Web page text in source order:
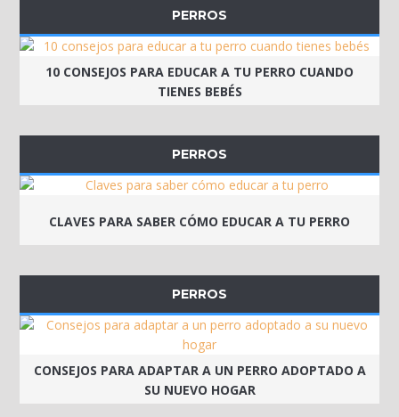
PERROS
10 CONSEJOS PARA EDUCAR A TU PERRO CUANDO
TIENES BEBÉS
PERROS
CLAVES PARA SABER CÓMO EDUCAR A TU PERRO
PERROS
CONSEJOS PARA ADAPTAR A UN PERRO ADOPTADO A
SU NUEVO HOGAR